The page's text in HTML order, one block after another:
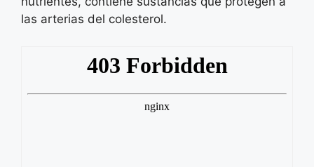
las arterias del colesterol.